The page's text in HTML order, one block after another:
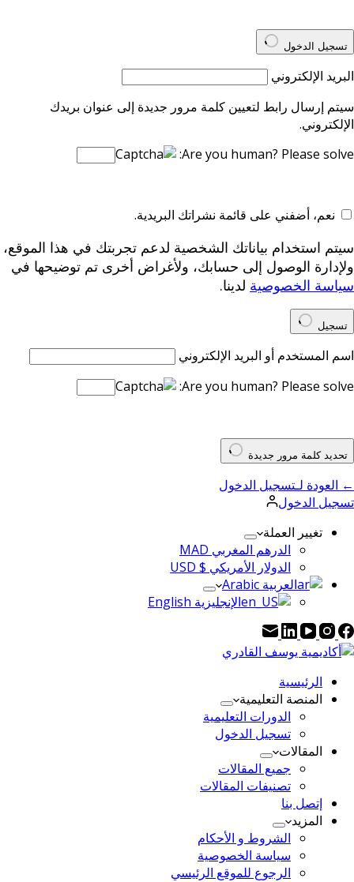
تسجيل الدخول
البريد الإلكتروني
سيتم إرسال رابط لتعيين كلمة مرور جديدة إلى عنوان بريدك
الإلكتروني.
Are you human? Please solve:
نعم، أضفني على قائمة نشراتك البريدية.
سيتم استخدام بياناتك الشخصية لدعم تجربتك في هذا الموقع،
ولإدارة الوصول إلى حسابك، ولأغراض أخرى تم توضيحها في
سياسة الخصوصية لدينا.
تسجيل
اسم المستخدم أو البريد الإلكتروني
Are you human? Please solve:
تحديد كلمة مرور جديدة
← العودة لـتسجيل الدخول
تسجيل الدخول
تغيير العملة
الدرهم المغربي MAD
الدولار الأمريكي $ USD
العربية Arabic
الإنجليزية English
الرئيسية
المنصة التعليمية
الدورات التعليمية
تسجيل الدخول
المقالات
جميع المقالات
تصنيفات المقالات
إتصل بنا
المزيد
الشروط و الأحكام
سياسة الخصوصية
الرجوع للموقع الرئيسي